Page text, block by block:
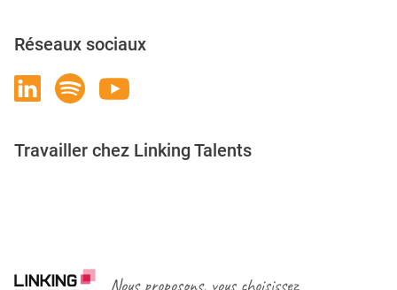
Réseaux sociaux
Travailler chez Linking Talents
Nous proposons, vous choisissez